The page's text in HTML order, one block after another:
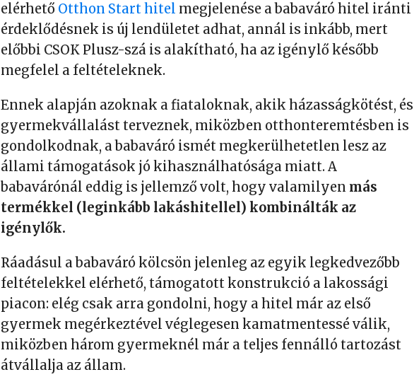
elérhető Otthon Start hitel megjelenése a babaváró hitel iránti
érdeklődésnek is új lendületet adhat, annál is inkább, mert
előbbi CSOK Plusz-szá is alakítható, ha az igénylő később
megfelel a feltételeknek.
Ennek alapján azoknak a fiataloknak, akik házasságkötést, és
gyermekvállalást terveznek, miközben otthonteremtésben is
gondolkodnak, a babaváró ismét megkerülhetetlen lesz az
állami támogatások jó kihasználhatósága miatt. A
babavárónál eddig is jellemző volt, hogy valamilyen más
termékkel (leginkább lakáshitellel) kombinálták az
igénylők.
Ráadásul a babaváró kölcsön jelenleg az egyik legkedvezőbb
feltételekkel elérhető, támogatott konstrukció a lakossági
piacon: elég csak arra gondolni, hogy a hitel már az első
gyermek megérkeztével véglegesen kamatmentessé válik,
miközben három gyermeknél már a teljes fennálló tartozást
átvállalja az állam.